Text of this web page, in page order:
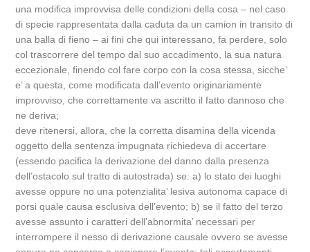
una modifica improvvisa delle condizioni della cosa – nel caso
di specie rappresentata dalla caduta da un camion in transito di
una balla di fieno – ai fini che qui interessano, fa perdere, solo
col trascorrere del tempo dal suo accadimento, la sua natura
eccezionale, finendo col fare corpo con la cosa stessa, sicche’
e’ a questa, come modificata dall’evento originariamente
improvviso, che correttamente va ascritto il fatto dannoso che
ne deriva;
deve ritenersi, allora, che la corretta disamina della vicenda
oggetto della sentenza impugnata richiedeva di accertare
(essendo pacifica la derivazione del danno dalla presenza
dell’ostacolo sul tratto di autostrada) se: a) lo stato dei luoghi
avesse oppure no una potenzialita’ lesiva autonoma capace di
porsi quale causa esclusiva dell’evento; b) se il fatto del terzo
avesse assunto i caratteri dell’abnormita’ necessari per
interrompere il nesso di derivazione causale ovvero se avesse